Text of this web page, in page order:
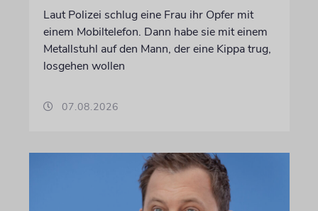
Laut Polizei schlug eine Frau ihr Opfer mit
einem Mobiltelefon. Dann habe sie mit einem
Metallstuhl auf den Mann, der eine Kippa trug,
losgehen wollen
07.08.2026